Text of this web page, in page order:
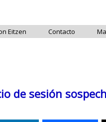
Eitzen Contacto
de sesión